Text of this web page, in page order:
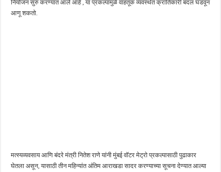
नियोजन सुरु करण्यात आले आहे , या प्रकल्पामुळे वाहतूक व्यवस्थेत क्रांतिकारी बदल घडवून
आणू शकतो.
मत्स्यव्यवसाय आणि बंदरे मंत्री नितेश राणे यांनी मुंबई वॉटर मेट्रो प्रकल्पासाठी पुढाकार
घेतला असून, यासाठी तीन महिन्यांत अंतिम आराखडा सादर करण्याच्या सूचना देण्यात आल्या